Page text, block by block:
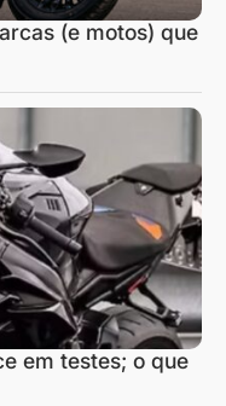
(e motos) que
em testes; o que